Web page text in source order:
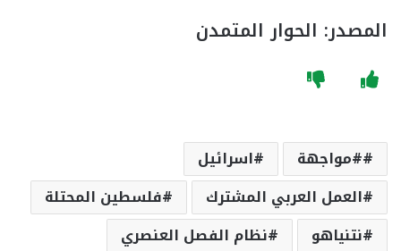
المصدر: الحوار المتمدن
#مواجهة
اسرائيل
العمل العربي المشترك
فلسطين المحتلة
نتنياهو
نظام الفصل العنصري